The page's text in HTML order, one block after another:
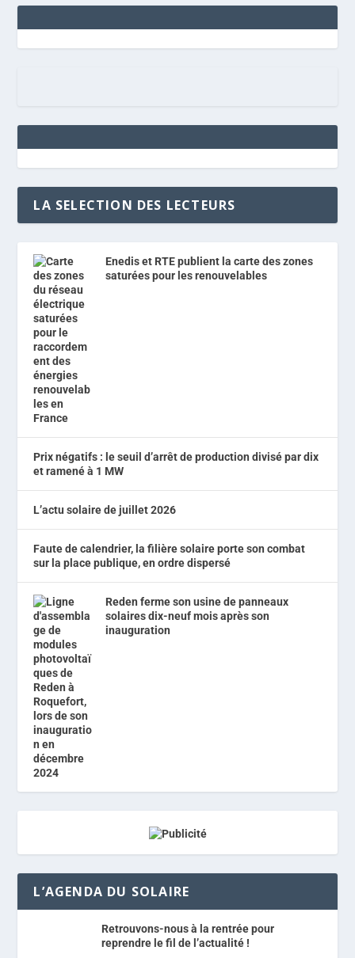
LA SELECTION DES LECTEURS
Enedis et RTE publient la carte des zones
saturées pour les renouvelables
Prix négatifs : le seuil d’arrêt de production divisé par dix
et ramené à 1 MW
L’actu solaire de juillet 2026
Faute de calendrier, la filière solaire porte son combat
sur la place publique, en ordre dispersé
Reden ferme son usine de panneaux
solaires dix-neuf mois après son
inauguration
L’AGENDA DU SOLAIRE
Retrouvons-nous à la rentrée pour
reprendre le fil de l’actualité !